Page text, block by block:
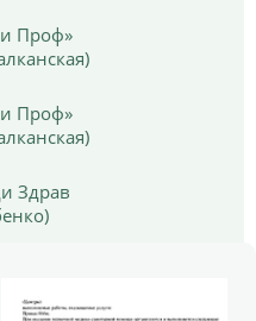
Проф»
Проф»
Здрав